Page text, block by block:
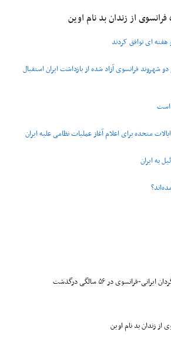
فرانسوی از زندان ‌بد نام اوین
هفته‌ ای توافق کردند
دو شهروند فرانسوی آزاد شده از بازداشت ایران استقبال
است
متحده برای اعلام آغاز عملیات نظامی علیه ایران
به ایران
فرانسوی در ۵۶ سالگی درگذشت
از زندان ‌بد نام اوین